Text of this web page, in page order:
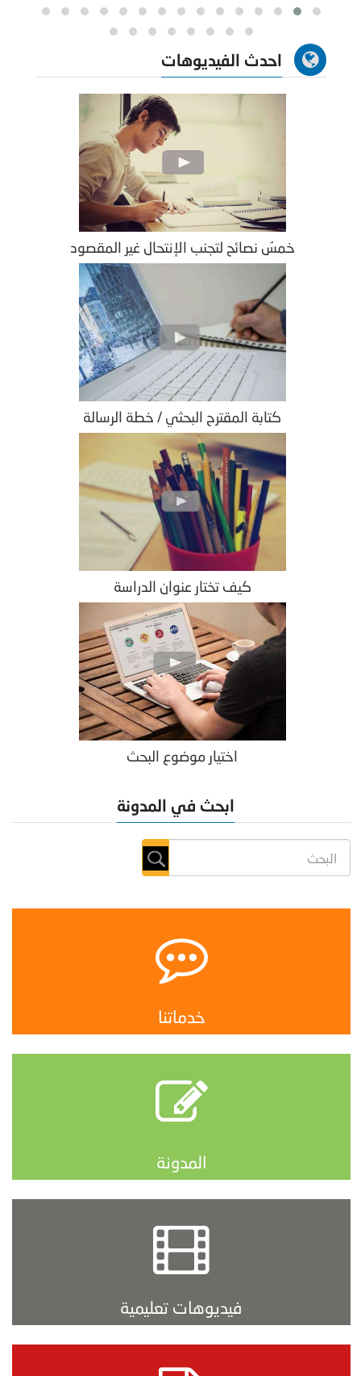
احدث الفيديوهات
خمسُ نصائح لتجنب الإنتحال غير المقصود
كتابة المقترح البحثي / خطة الرسالة
كيف تختار عنوان الدراسة
اختيار موضوع البحث
ابحث في المدونة
خدماتنا
المدونة
فيديوهات تعليمية